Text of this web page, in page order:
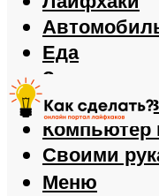
Еда
Здоровье
Игры и
Компьютер
Своими
Меню